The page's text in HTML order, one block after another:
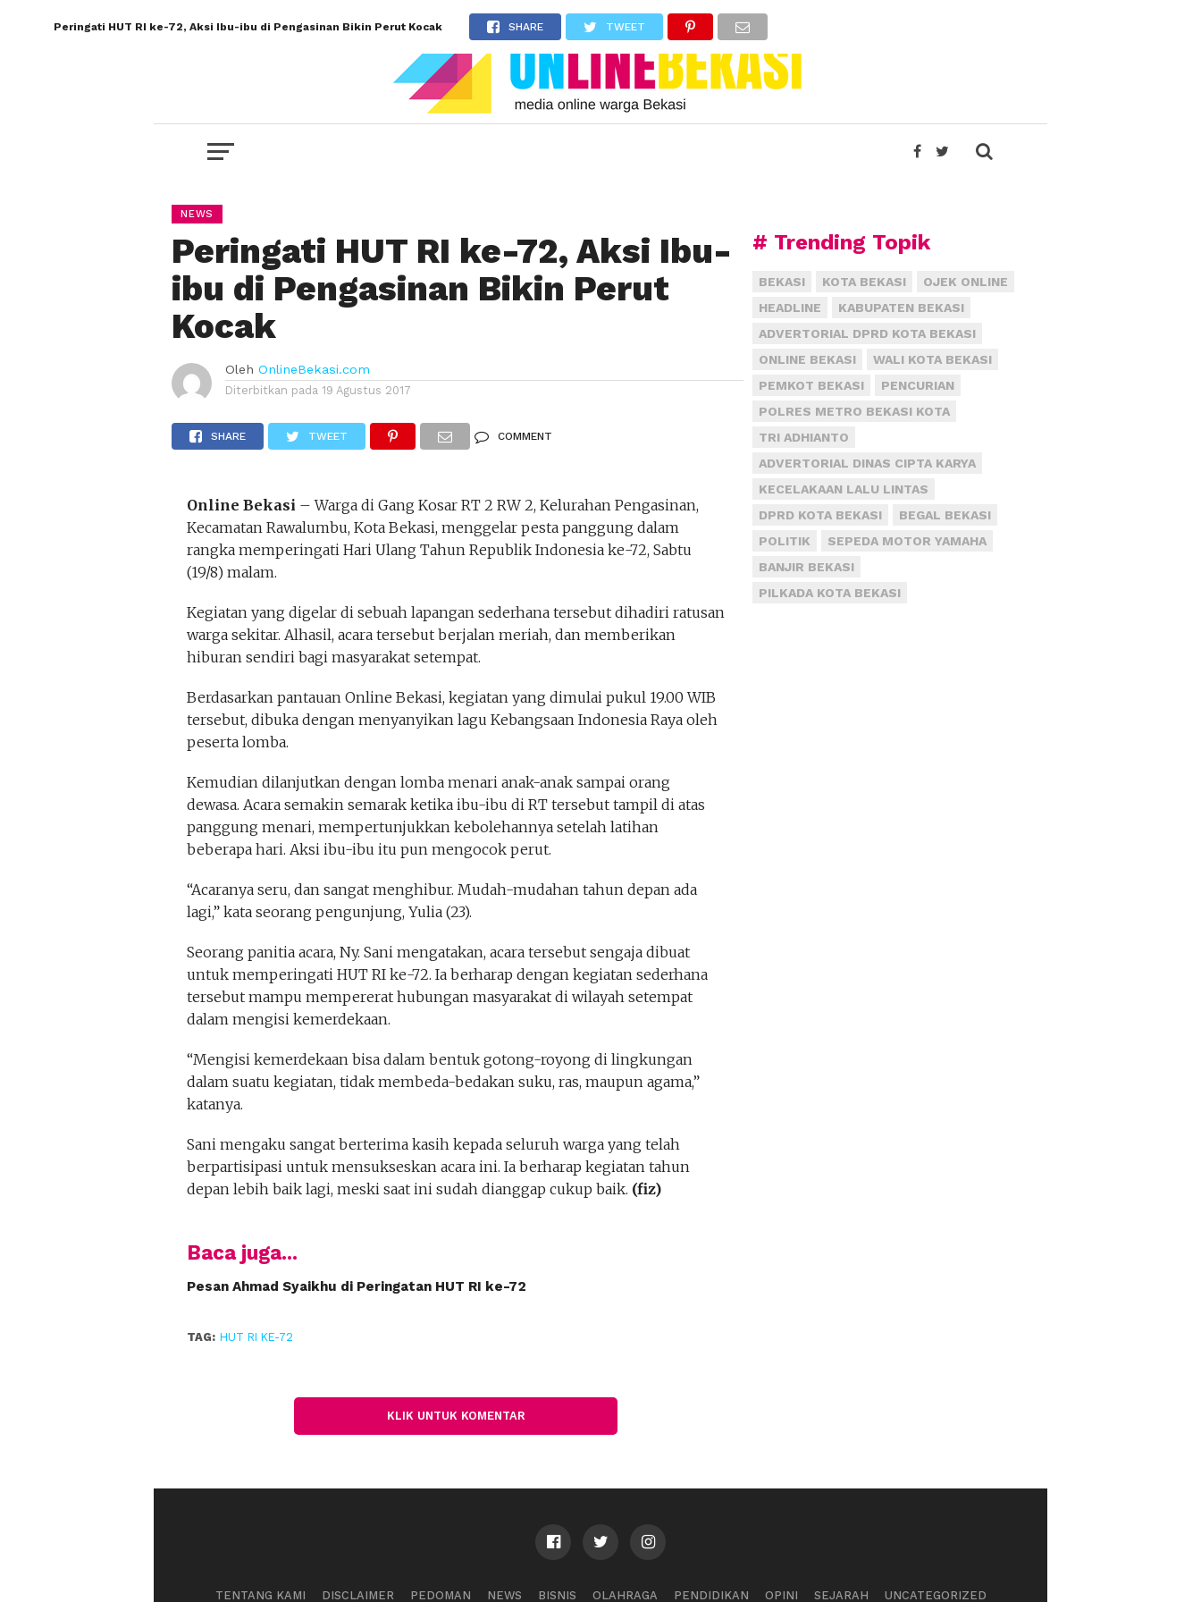
Peringati HUT RI ke-72, Aksi Ibu-ibu di Pengasinan Bikin Perut Kocak SHARE TWEET
NEWS
Peringati HUT RI ke-72, Aksi Ibu-
ibu di Pengasinan Bikin Perut
Kocak
Oleh OnlineBekasi.com
Diterbitkan pada 19 Agustus 2017
SHARE TWEET COMMENT
Online Bekasi – Warga di Gang Kosar RT 2 RW 2, Kelurahan Pengasinan,
Kecamatan Rawalumbu, Kota Bekasi, menggelar pesta panggung dalam
rangka memperingati Hari Ulang Tahun Republik Indonesia ke-72, Sabtu
(19/8) malam.
Kegiatan yang digelar di sebuah lapangan sederhana tersebut dihadiri ratusan
warga sekitar. Alhasil, acara tersebut berjalan meriah, dan memberikan
hiburan sendiri bagi masyarakat setempat.
Berdasarkan pantauan Online Bekasi, kegiatan yang dimulai pukul 19.00 WIB
tersebut, dibuka dengan menyanyikan lagu Kebangsaan Indonesia Raya oleh
peserta lomba.
Kemudian dilanjutkan dengan lomba menari anak-anak sampai orang
dewasa. Acara semakin semarak ketika ibu-ibu di RT tersebut tampil di atas
panggung menari, mempertunjukkan kebolehannya setelah latihan
beberapa hari. Aksi ibu-ibu itu pun mengocok perut.
“Acaranya seru, dan sangat menghibur. Mudah-mudahan tahun depan ada
lagi,” kata seorang pengunjung, Yulia (23).
Seorang panitia acara, Ny. Sani mengatakan, acara tersebut sengaja dibuat
untuk memperingati HUT RI ke-72. Ia berharap dengan kegiatan sederhana
tersebut mampu mempererat hubungan masyarakat di wilayah setempat
dalam mengisi kemerdekaan.
“Mengisi kemerdekaan bisa dalam bentuk gotong-royong di lingkungan
dalam suatu kegiatan, tidak membeda-bedakan suku, ras, maupun agama,”
katanya.
Sani mengaku sangat berterima kasih kepada seluruh warga yang telah
berpartisipasi untuk mensukseskan acara ini. Ia berharap kegiatan tahun
depan lebih baik lagi, meski saat ini sudah dianggap cukup baik. (fiz)
Baca juga...
Pesan Ahmad Syaikhu di Peringatan HUT RI ke-72
TAG: HUT RI KE-72
KLIK UNTUK KOMENTAR
# Trending Topik
BEKASI KOTA BEKASI
OJEK ONLINE
HEADLINE
KABUPATEN BEKASI
ADVERTORIAL DPRD KOTA BEKASI
ONLINE BEKASI
WALI KOTA BEKASI
PEMKOT BEKASI
PENCURIAN
POLRES METRO BEKASI KOTA
TRI ADHIANTO
ADVERTORIAL DINAS CIPTA KARYA
KECELAKAAN LALU LINTAS
DPRD KOTA BEKASI
BEGAL BEKASI
POLITIK
SEPEDA MOTOR YAMAHA
BANJIR BEKASI
PILKADA KOTA BEKASI
TENTANG KAMI DISCLAIMER PEDOMAN NEWS BISNIS OLAHRAGA PENDIDIKAN OPINI SEJARAH UNCATEGORIZED